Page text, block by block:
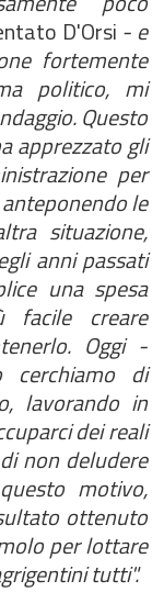
D'Orsi - e
fortemente
politico, mi
Questo
apprezzato gli
per
le
situazione,
anni passati
una spesa
facile creare
Oggi -
cerchiamo di
lavorando in
dei reali
non deludere
motivo,
ottenuto
per lottare
tutti".